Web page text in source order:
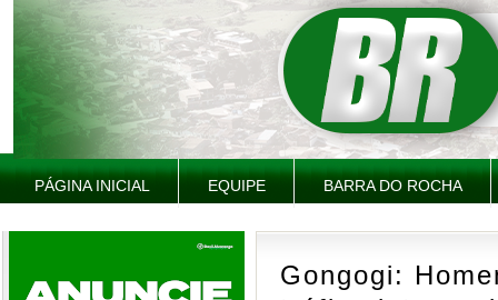
PÁGINA INICIAL EQUIPE BARRA DO ROCHA
Gongogi: